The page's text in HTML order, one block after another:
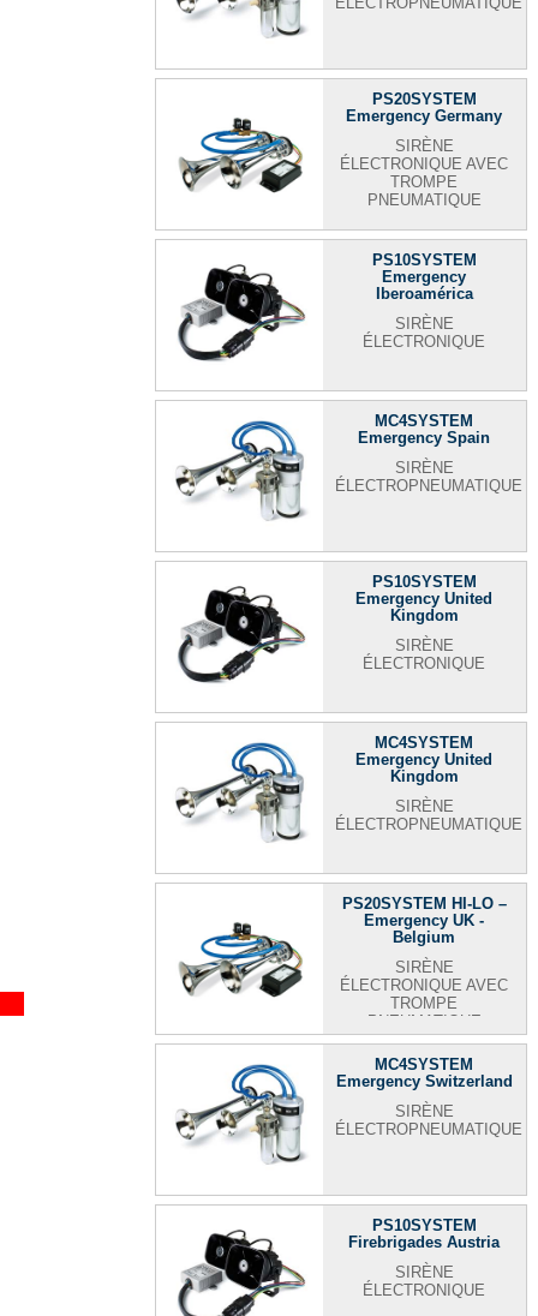
PS20SYSTEM
Emergency Germany
SIRÈNE
ÉLECTRONIQUE AVEC
TROMPE
PNEUMATIQUE
PS10SYSTEM
Emergency
Iberoamérica
SIRÈNE
ÉLECTRONIQUE
MC4SYSTEM
Emergency Spain
SIRÈNE
ÉLECTROPNEUMATIQUE
PS10SYSTEM
Emergency United
Kingdom
SIRÈNE
ÉLECTRONIQUE
MC4SYSTEM
Emergency United
Kingdom
SIRÈNE
ÉLECTROPNEUMATIQUE
PS20SYSTEM HI-LO –
Emergency UK -
Belgium
SIRÈNE
ÉLECTRONIQUE AVEC
TROMPE
PNEUMATIQUE
MC4SYSTEM
Emergency Switzerland
SIRÈNE
ÉLECTROPNEUMATIQUE
PS10SYSTEM
Firebrigades Austria
SIRÈNE
ÉLECTRONIQUE